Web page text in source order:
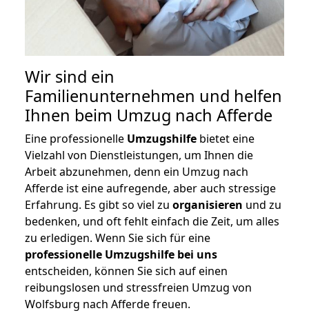
Wir sind ein
Familienunternehmen und helfen
Ihnen beim Umzug nach Afferde
Eine professionelle Umzugshilfe bietet eine
Vielzahl von Dienstleistungen, um Ihnen die
Arbeit abzunehmen, denn ein Umzug nach
Afferde ist eine aufregende, aber auch stressige
Erfahrung. Es gibt so viel zu organisieren und zu
bedenken, und oft fehlt einfach die Zeit, um alles
zu erledigen. Wenn Sie sich für eine
professionelle Umzugshilfe bei uns
entscheiden, können Sie sich auf einen
reibungslosen und stressfreien Umzug von
Wolfsburg nach Afferde freuen.